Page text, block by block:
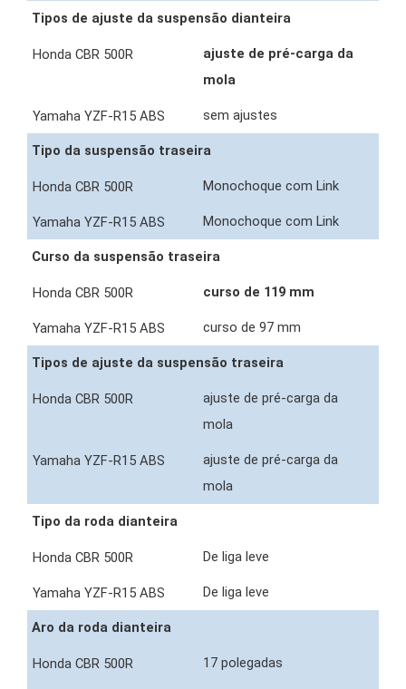
Tipos de ajuste da suspensão dianteira
ajuste de pré-carga da
mola
sem ajustes
Tipo da suspensão traseira
Monochoque com Link
Monochoque com Link
Curso da suspensão traseira
curso de 119 mm
curso de 97 mm
Tipos de ajuste da suspensão traseira
ajuste de pré-carga da
mola
ajuste de pré-carga da
mola
Tipo da roda dianteira
De liga leve
De liga leve
Aro da roda dianteira
17 polegadas